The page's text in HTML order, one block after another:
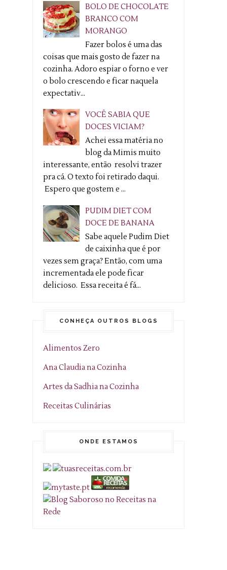
BOLO DE CHOCOLATE
BRANCO COM
MORANGO
Fazer bolos é uma das
coisas que mais gosto de fazer na
cozinha. Adoro espiar o forno e ver
o bolo crescendo e ficar naquela
expectativ...
VOCÊ SABIA QUE
DOCES VICIAM?
Achei essa matéria no
blog da Mimis muito
interessante, então resolvi trazer
pra cá. O texto foi retirado daqui.
Espero que gostem e ...
PUDIM DIET COM
DOCE DE BANANA
Sabe aquele Pudim Diet
de caixinha que é por
vezes sem graça? Então, com uma
incrementada ele pode ficar
delicioso. Essa receita é fá...
CONHEÇA OUTROS BLOGS
Alimentos Zero
Ana Claudia na Cozinha
Artes da Sadhia na Cozinha
Receitas Culinárias
ONDE ESTAMOS